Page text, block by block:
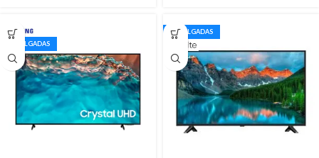
75 PULGADAS
40 PULGADAS